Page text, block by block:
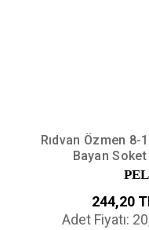
Rıdvan Özmen
Bayan
244,20
Adet Fiyatı: